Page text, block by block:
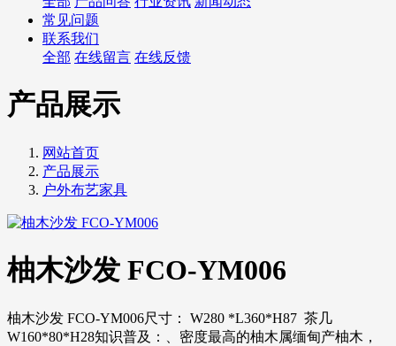
常见问题
联系我们
全部 在线留言 在线反馈
产品展示
网站首页
产品展示
户外布艺家具
柚木沙发 FCO-YM006
柚木沙发 FCO-YM006尺寸： W280 *L360*H87 茶几
W160*80*H28知识普及：、密度最高的柚木属缅甸产柚木，